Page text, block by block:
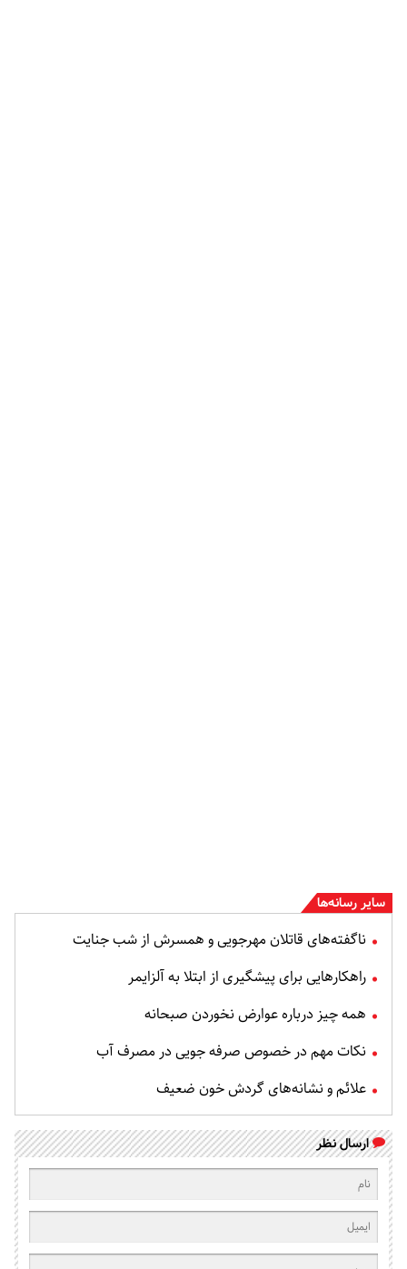
سایر رسانه‌ها
ناگفته‌های قاتلان مهرجویی و همسرش از شب جنایت
راهکارهایی برای پیشگیری از ابتلا به آلزایمر
همه چیز درباره عوارض نخوردن صبحانه
نکات مهم در خصوص صرفه جویی در مصرف آب
علائم و نشانه‌های گردش خون ضعیف
ارسال نظر